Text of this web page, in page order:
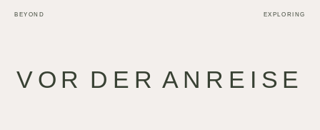
BEYOND EXPLORING
VOR DER ANREISE